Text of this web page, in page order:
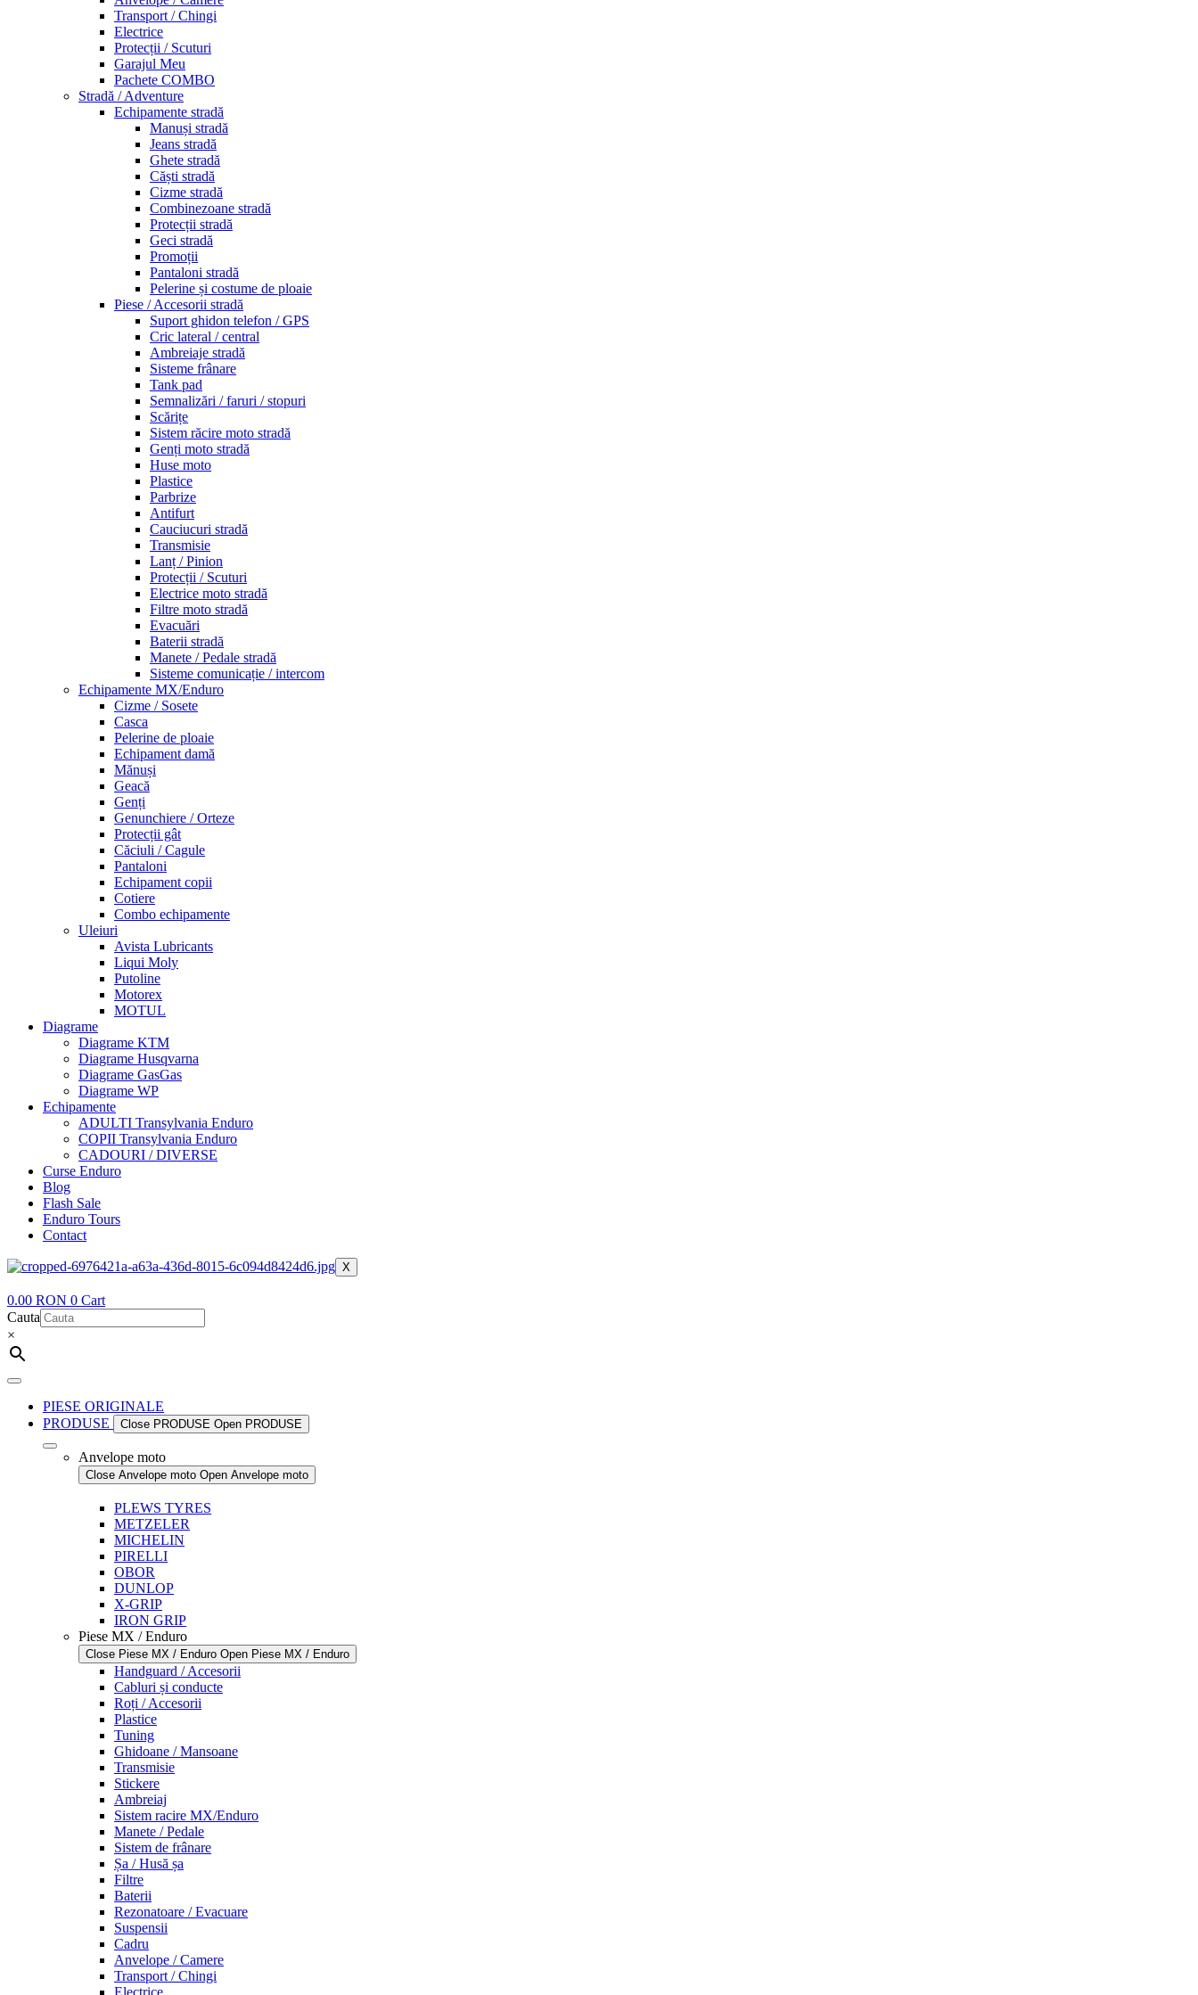
Transport / Chingi
Electrice
Protecții / Scuturi
Garajul Meu
Pachete COMBO
Stradă / Adventure
Echipamente stradă
Manuși stradă
Jeans stradă
Ghete stradă
Căști stradă
Cizme stradă
Combinezoane stradă
Protecții stradă
Geci stradă
Promoții
Pantaloni stradă
Pelerine și costume de ploaie
Piese / Accesorii stradă
Suport ghidon telefon / GPS
Cric lateral / central
Ambreiaje stradă
Sisteme frânare
Tank pad
Semnalizări / faruri / stopuri
Scărițe
Sistem răcire moto stradă
Genți moto stradă
Huse moto
Plastice
Parbrize
Antifurt
Cauciucuri stradă
Transmisie
Lanț / Pinion
Protecții / Scuturi
Electrice moto stradă
Filtre moto stradă
Evacuări
Baterii stradă
Manete / Pedale stradă
Sisteme comunicație / intercom
Echipamente MX/Enduro
Cizme / Sosete
Casca
Pelerine de ploaie
Echipament damă
Mănuși
Geacă
Genți
Genunchiere / Orteze
Protecții gât
Căciuli / Cagule
Pantaloni
Echipament copii
Cotiere
Combo echipamente
Uleiuri
Avista Lubricants
Liqui Moly
Putoline
Motorex
MOTUL
Diagrame
Diagrame KTM
Diagrame Husqvarna
Diagrame GasGas
Diagrame WP
Echipamente
ADULTI Transylvania Enduro
COPII Transylvania Enduro
CADOURI / DIVERSE
Curse Enduro
Blog
Flash Sale
Enduro Tours
Contact
X
0.00 RON 0 Cart
Cauta
×
PIESE ORIGINALE
PRODUSE
Close PRODUSE Open PRODUSE
Anvelope moto
Close Anvelope moto Open Anvelope moto
PLEWS TYRES
METZELER
MICHELIN
PIRELLI
OBOR
DUNLOP
X-GRIP
IRON GRIP
Piese MX / Enduro
Close Piese MX / Enduro Open Piese MX / Enduro
Handguard / Accesorii
Cabluri și conducte
Roți / Accesorii
Plastice
Tuning
Ghidoane / Mansoane
Transmisie
Stickere
Ambreiaj
Sistem racire MX/Enduro
Manete / Pedale
Sistem de frânare
Șa / Husă șa
Filtre
Baterii
Rezonatoare / Evacuare
Suspensii
Cadru
Anvelope / Camere
Transport / Chingi
Electrice